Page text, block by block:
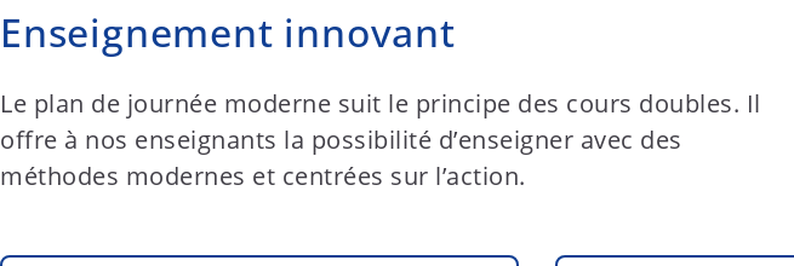
Enseignement innovant
Le plan de journée moderne suit le principe des cours doubles. Il
offre à nos enseignants la possibilité d’enseigner avec des
méthodes modernes et centrées sur l’action.